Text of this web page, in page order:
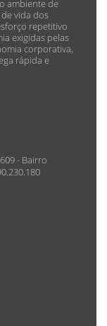
ambiente de
vida dos
repetitivo
exigidas pelas
corporativa,
rápida e
- Bairro